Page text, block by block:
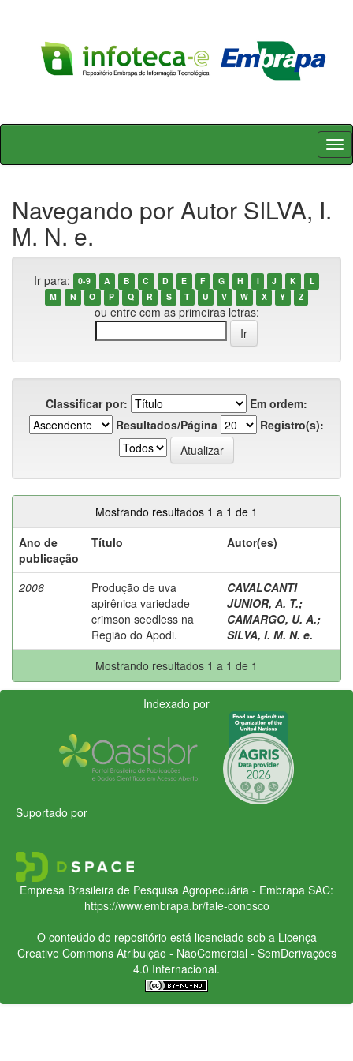
Skip
Navegando por Autor SILVA, I.
M. N. e.
Ir para: 0-9 A B C D E F G H I J K
L
M
N O P Q R S T U V W X Y Z
ou entre com as primeiras letras:
Classificar por:
Em ordem:
Resultados/Página
Registro(s):
Mostrando resultados 1 a 1 de 1
Ano de
publicação
Título Autor(es)
2006
Produção de uva
apirênica variedade
crimson seedless na
Região do Apodi.
CAVALCANTI
JUNIOR, A. T.;
CAMARGO, U. A.;
SILVA, I. M. N. e.
Mostrando resultados 1 a 1 de 1
Indexado por
Suportado por
Empresa Brasileira de Pesquisa Agropecuária - Embrapa SAC:
https://www.embrapa.br/fale-conosco
O conteúdo do repositório está licenciado sob a Licença
Creative CommonsAtribuição - NãoComercial - SemDerivações
4.0 Internacional.